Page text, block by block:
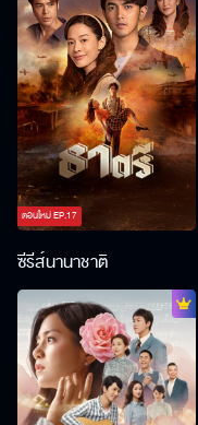
ตอนใหม่EP.17
ซีรีส์นานาชาติ